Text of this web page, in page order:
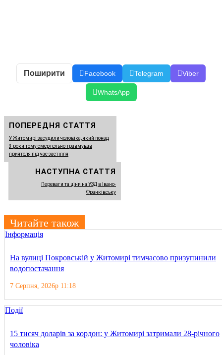
Поширити Facebook Telegram Viber
WhatsApp
ПОПЕРЕДНЯ СТАТТЯ
У Житомирі засудили чоловіка, який понад
3 роки тому смертельно травмував
приятеля під час застілля
НАСТУПНА СТАТТЯ
Переваги та ціни на УЗД в Івано-
Франківську
Читайте також
Інформація
На вулиці Покровській у Житомирі тимчасово призупинили
водопостачання
7 Серпня, 2026р 11:18
Події
15 тисяч доларів за кордон: у Житомирі затримали 28-річного
чоловіка